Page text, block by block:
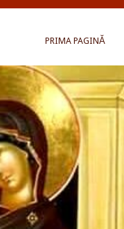
PRIMA PAGINĂ